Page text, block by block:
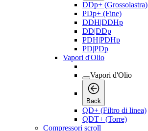
DDp+ (Grossolastra)
PDp+ (Fine)
DDH|DDHp
DD|DDp
PDH|PDHp
PD|PDp
Vapori d'Olio
Vapori d'Olio
Back
QD+ (Filtro di linea)
QDT+ (Torre)
Compressori scroll